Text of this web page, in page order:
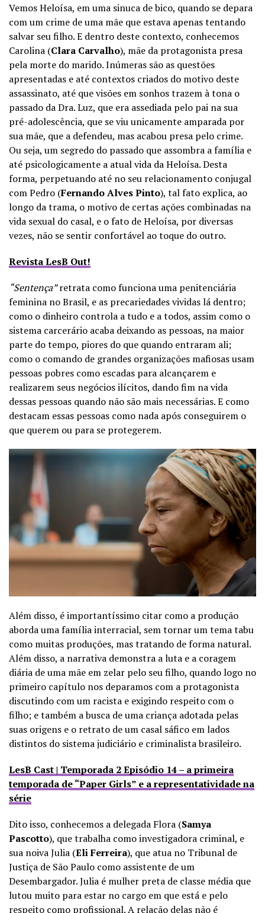
Vemos Heloísa, em uma sinuca de bico, quando se depara
com um crime de uma mãe que estava apenas tentando
salvar seu filho. E dentro deste contexto, conhecemos
Carolina (Clara Carvalho), mãe da protagonista presa
pela morte do marido. Inúmeras são as questões
apresentadas e até contextos criados do motivo deste
assassinato, até que visões em sonhos trazem à tona o
passado da Dra. Luz, que era assediada pelo pai na sua
pré-adolescência, que se viu unicamente amparada por
sua mãe, que a defendeu, mas acabou presa pelo crime.
Ou seja, um segredo do passado que assombra a família e
até psicologicamente a atual vida da Heloísa. Desta
forma, perpetuando até no seu relacionamento conjugal
com Pedro (Fernando Alves Pinto), tal fato explica, ao
longo da trama, o motivo de certas ações combinadas na
vida sexual do casal, e o fato de Heloísa, por diversas
vezes, não se sentir confortável ao toque do outro.
Revista LesB Out!
“Sentença”retrata como funciona uma penitenciária
feminina no Brasil, e as precariedades vividas lá dentro;
como o dinheiro controla a tudo e a todos, assim como o
sistema carcerário acaba deixando as pessoas, na maior
parte do tempo, piores do que quando entraram ali;
como o comando de grandes organizações mafiosas usam
pessoas pobres como escadas para alcançarem e
realizarem seus negócios ilícitos, dando fim na vida
dessas pessoas quando não são mais necessárias. E como
destacam essas pessoas como nada após conseguirem o
que querem ou para se protegerem.
Além disso, é importantíssimo citar como a produção
aborda uma família interracial, sem tornar um tema tabu
como muitas produções, mas tratando de forma natural.
Além disso, a narrativa demonstra a luta e a coragem
diária de uma mãe em zelar pelo seu filho, quando logo no
primeiro capítulo nos deparamos com a protagonista
discutindo com um racista e exigindo respeito com o
filho; e também a busca de uma criança adotada pelas
suas origens e o retrato de um casal sáfico em lados
distintos do sistema judiciário e criminalista brasileiro.
LesB Cast | Temporada 2 Episódio 14 – a primeira
temporada de “Paper Girls” e a representatividade na
série
Dito isso, conhecemos a delegada Flora (Samya
Pascotto), que trabalha como investigadora criminal, e
sua noiva Julia (Eli Ferreira), que atua no Tribunal de
Justiça de São Paulo como assistente de um
Desembargador. Julia é mulher preta de classe média que
lutou muito para estar no cargo em que está e pelo
respeito como profissional. A relação delas não é